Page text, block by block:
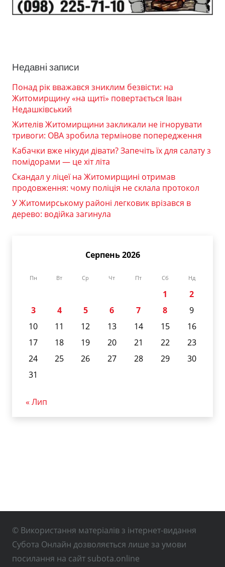
Недавні записи
Понад рік вважався зниклим безвісти: на
Житомирщину «на щиті» повертається Іван
Недашківський
Жителів Житомирщини закликали не ігнорувати
тривоги: ОВА зробила термінове попередження
Кабачки вже нікуди дівати? Запечіть їх для салату з
помідорами — це хіт літа
Скандал у ліцеї на Житомирщині отримав
продовження: чому поліція не склала протокол
У Житомирському районі легковик врізався в
дерево: водійка загинула
Серпень 2026
Пн Вт Ср Чт Пт Сб Нд
1
2
3
4 5 6 7 8
9
10
11 12 13 14 15
16
17
18 19 20 21 22
23
24
25 26 27 28 29
30
31
« Лип
© Використання матеріалів з інтернет-видання
Субота Онлайн дозволяється лише за умови
посилання на сайт subota.online